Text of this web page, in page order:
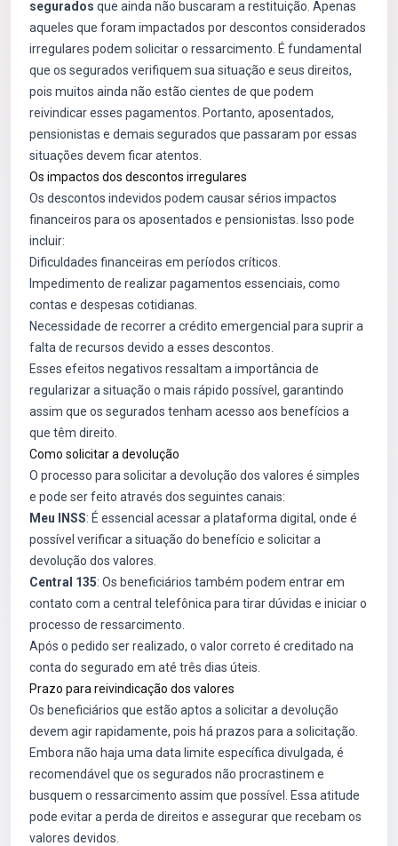
segurados que ainda não buscaram a restituição. Apenas
aqueles que foram impactados por descontos considerados
irregulares podem solicitar o ressarcimento. É fundamental
que os segurados verifiquem sua situação e seus direitos,
pois muitos ainda não estão cientes de que podem
reivindicar esses pagamentos. Portanto, aposentados,
pensionistas e demais segurados que passaram por essas
situações devem ficar atentos.
Os impactos dos descontos irregulares
Os descontos indevidos podem causar sérios impactos
financeiros para os aposentados e pensionistas. Isso pode
incluir:
Dificuldades financeiras em períodos críticos.
Impedimento de realizar pagamentos essenciais, como
contas e despesas cotidianas.
Necessidade de recorrer a crédito emergencial para suprir a
falta de recursos devido a esses descontos.
Esses efeitos negativos ressaltam a importância de
regularizar a situação o mais rápido possível, garantindo
assim que os segurados tenham acesso aos benefícios a
que têm direito.
Como solicitar a devolução
O processo para solicitar a devolução dos valores é simples
e pode ser feito através dos seguintes canais:
Meu INSS: É essencial acessar a plataforma digital, onde é
possível verificar a situação do benefício e solicitar a
devolução dos valores.
Central 135: Os beneficiários também podem entrar em
contato com a central telefônica para tirar dúvidas e iniciar o
processo de ressarcimento.
Após o pedido ser realizado, o valor correto é creditado na
conta do segurado em até três dias úteis.
Prazo para reivindicação dos valores
Os beneficiários que estão aptos a solicitar a devolução
devem agir rapidamente, pois há prazos para a solicitação.
Embora não haja uma data limite específica divulgada, é
recomendável que os segurados não procrastinem e
busquem o ressarcimento assim que possível. Essa atitude
pode evitar a perda de direitos e assegurar que recebam os
valores devidos.